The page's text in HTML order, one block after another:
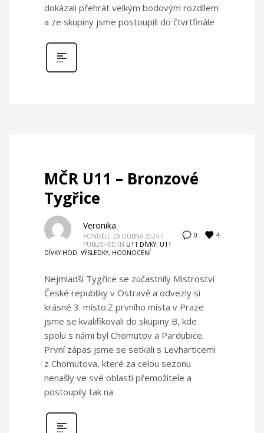
dokázali přehrát velkým bodovým rozdílem
a ze skupiny jsme postoupili do čtvrtfinále
MČR U11 – Bronzové
Tygřice
0 4
Veronika
PONDĚLÍ, 29 DUBNA 2024 /
PUBLISHED IN U11 DÍVKY, U11
DÍVKY HOD, VÝSLEDKY, HODNOCENÍ
Nejmladší Tygřice se zúčastnily Mistroství
České republiky v Ostravě a odvezly si
krásné 3. místo.Z prvního místa v Praze
jsme se kvalifikovali do skupiny B, kde
spolu s námi byl Chomutov a Pardubice.
První zápas jsme se setkali s Levharticemi
z Chomutova, které za celou sezonu
nenašly ve své oblasti přemožitele a
postoupily tak na